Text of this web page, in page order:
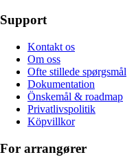
Support
Kontakt os
Om oss
Ofte stillede spørgsmål
Dokumentation
Önskemål & roadmap
Privatlivspolitik
Köpvillkor
For arrangører